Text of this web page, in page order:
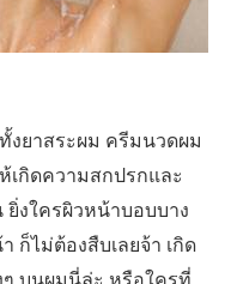
งยาสระผม ครีมนวดผม
เกิดความสกปรกและ
ยิ่งใครผิวหน้าบอบบาง
ก็ไม่ต้องสืบเลยจ้า เกิด